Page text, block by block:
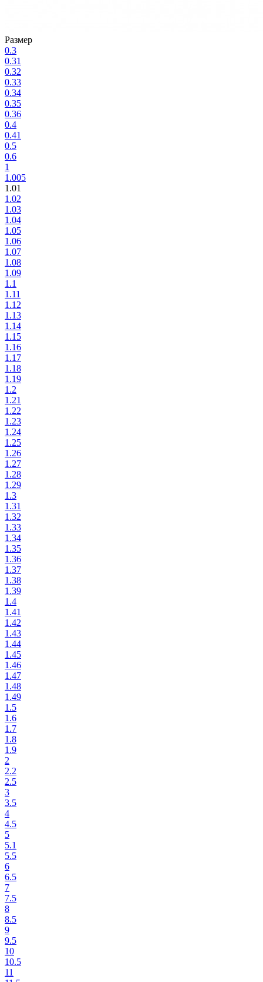
Размер
0.3
0.31
0.32
0.33
0.34
0.35
0.36
0.4
0.41
0.5
0.6
1
1.005
1.01
1.02
1.03
1.04
1.05
1.06
1.07
1.08
1.09
1.1
1.11
1.12
1.13
1.14
1.15
1.16
1.17
1.18
1.19
1.2
1.21
1.22
1.23
1.24
1.25
1.26
1.27
1.28
1.29
1.3
1.31
1.32
1.33
1.34
1.35
1.36
1.37
1.38
1.39
1.4
1.41
1.42
1.43
1.44
1.45
1.46
1.47
1.48
1.49
1.5
1.6
1.7
1.8
1.9
2
2.2
2.5
3
3.5
4
4.5
5
5.1
5.5
6
6.5
7
7.5
8
8.5
9
9.5
10
10.5
11